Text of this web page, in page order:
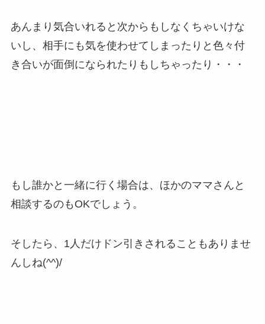
あんまり気合いれると次からもしなくちゃいけな
いし、相手にも気を使わせてしまったりと色々付
き合いが面倒になられたりもしちゃったり・・・
もし誰かと一緒に行く場合は、ほかのママさんと
相談するのもOKでしょう。
そしたら、1人だけドン引きされることもありませ
んしね(^^)/